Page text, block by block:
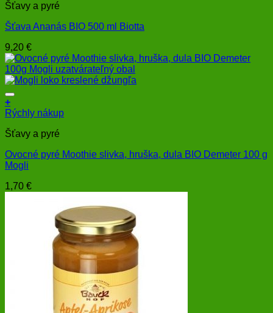
Šťavy a pyré
Šťava Ananás BIO 500 ml Biotta
9,20 €
+
Rýchly nákup
Šťavy a pyré
Ovocné pyré Moothie slivka, hruška, dula BIO Demeter 100 g
Mogli
1,70 €